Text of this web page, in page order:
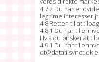
4.7.2 Du har
legitime interesser
4.8 Retten til at
4.8.1 Du har til
Hvis du ønsker at
4.9.1 Du har til
dt@datatilsynet.dk